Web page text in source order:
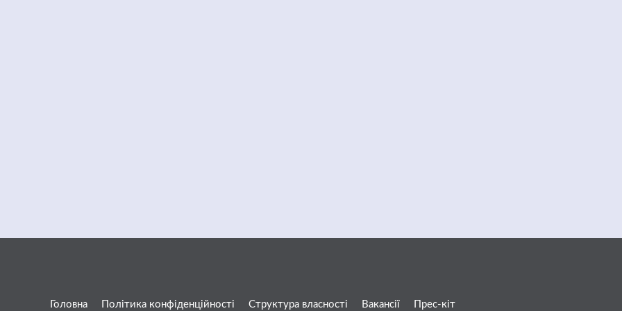
Головна Політика конфіденційності Структура власності Вакансії Прес-кіт